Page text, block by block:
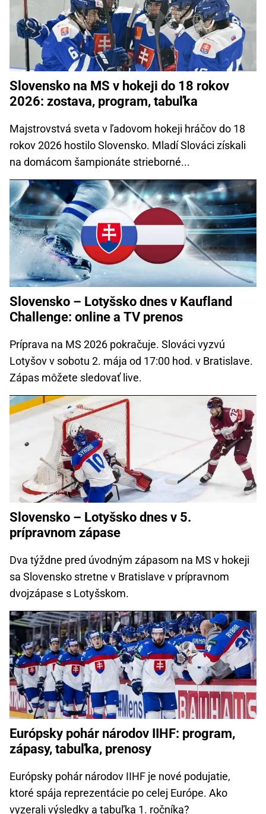
Slovensko na MS v hokeji do 18 rokov
2026: zostava, program, tabuľka
Majstrovstvá sveta v ľadovom hokeji hráčov do 18
rokov 2026 hostilo Slovensko. Mladí Slováci získali
na domácom šampionáte strieborné...
Slovensko – Lotyšsko dnes v Kaufland
Challenge: online a TV prenos
Príprava na MS 2026 pokračuje. Slováci vyzvú
Lotyšov v sobotu 2. mája od 17:00 hod. v Bratislave.
Zápas môžete sledovať live.
Slovensko – Lotyšsko dnes v 5.
prípravnom zápase
Dva týždne pred úvodným zápasom na MS v hokeji
sa Slovensko stretne v Bratislave v prípravnom
dvojzápase s Lotyšskom.
Európsky pohár národov IIHF: program,
zápasy, tabuľka, prenosy
Európsky pohár národov IIHF je nové podujatie,
ktoré spája reprezentácie po celej Európe. Ako
vyzerali výsledky a tabuľka 1. ročníka?